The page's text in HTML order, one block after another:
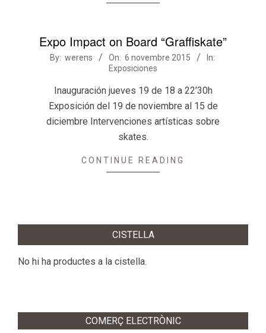
Expo Impact on Board “Graffiskate”
2015-
By: werens On: 6 novembre 2015
In:
Exposiciones
Inauguración jueves 19 de 18 a 22’30h
Exposición del 19 de noviembre al 15 de
diciembre Intervenciones artísticas sobre
skates.
CONTINUE READING
CISTELLA
No hi ha productes a la cistella.
COMERÇ ELECTRÒNIC